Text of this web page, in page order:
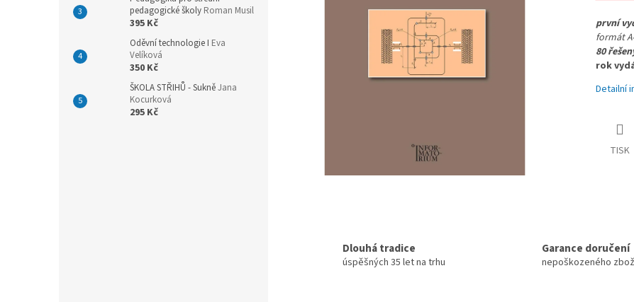
pedagogické školy Roman Musil
395 Kč
Oděvní technologie I Eva
Velíková
350 Kč
ŠKOLA STŘIHŮ - SukněJana
Kocurková
295 Kč
první
formát
80
rok
Detailní
TISK
Dlouhá tradice
úspěšných 35 let na trhu
Garance doručení
nepoškozeného